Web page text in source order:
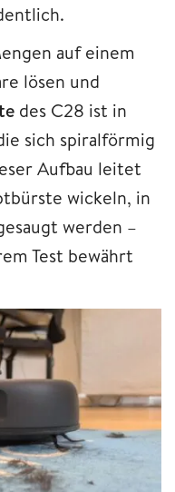
auf einem
lösen und
des C28 ist in
sich spiralförmig
Aufbau leitet
wickeln, in
werden –
Test bewährt